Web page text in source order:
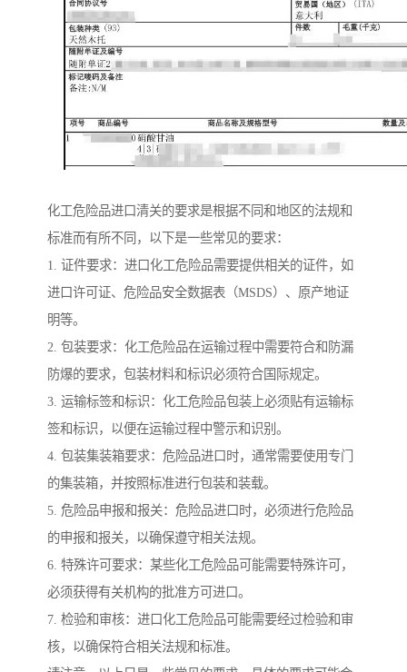
化工危险品进口清关的要求是根据不同和地区的法规和
标准而有所不同，以下是一些常见的要求：
1. 证件要求：进口化工危险品需要提供相关的证件，如
进口许可证、危险品安全数据表（MSDS）、原产地证
明等。
2. 包装要求：化工危险品在运输过程中需要符合和防漏
防爆的要求，包装材料和标识必须符合国际规定。
3. 运输标签和标识：化工危险品包装上必须贴有运输标
签和标识，以便在运输过程中警示和识别。
4. 包装集装箱要求：危险品进口时，通常需要使用专门
的集装箱，并按照标准进行包装和装载。
5. 危险品申报和报关：危险品进口时，必须进行危险品
的申报和报关，以确保遵守相关法规。
6. 特殊许可要求：某些化工危险品可能需要特殊许可，
必须获得有关机构的批准方可进口。
7. 检验和审核：进口化工危险品可能需要经过检验和审
核，以确保符合相关法规和标准。